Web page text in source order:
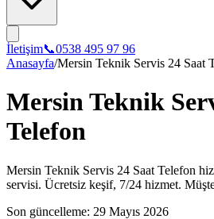
İletişim📞0538 495 97 96
Anasayfa/Mersin Teknik Servis 24 Saat
Mersin Teknik
Telefon
Mersin Teknik Servis 24 Saat Telefon
servisi. Ücretsiz keşif, 7/24 hizmet.
Son güncelleme: 29 Mayıs 2026